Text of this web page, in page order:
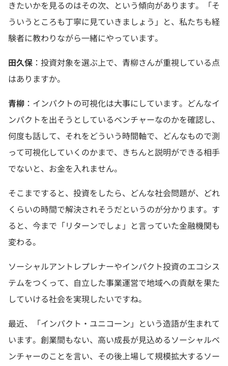
きたいかを見るのはその次、という傾向があります。「そ
ういうところも丁寧に見ていきましょう」と、私たちも経
験者に教わりながら一緒にやっています。
田久保 ：投資対象を選ぶ上で、青柳さんが重視している点
はありますか。
青柳 ：インパクトの可視化は大事にしています。どんなイ
ンパクトを出そうとしているベンチャーなのかを確認し、
何度も話して、それをどういう時間軸で、どんなもので測
って可視化していくのかまで、きちんと説明ができる相手
でないと、お金を入れません。
そこまですると、投資をしたら、どんな社会問題が、どれ
くらいの時間で解決されそうだというのが分かります。す
ると、今まで「リターンでしょ」と言っていた金融機関も
変わる。
ソーシャルアントレプレナーやインパクト投資のエコシス
テムをつくって、自立した事業運営で地域への貢献を果た
していける社会を実現したいですね。
最近、「インパクト・ユニコーン」という造語が生まれて
います。創業間もない、高い成長が見込めるソーシャルベ
ンチャーのことを言い、その後上場して規模拡大するソー